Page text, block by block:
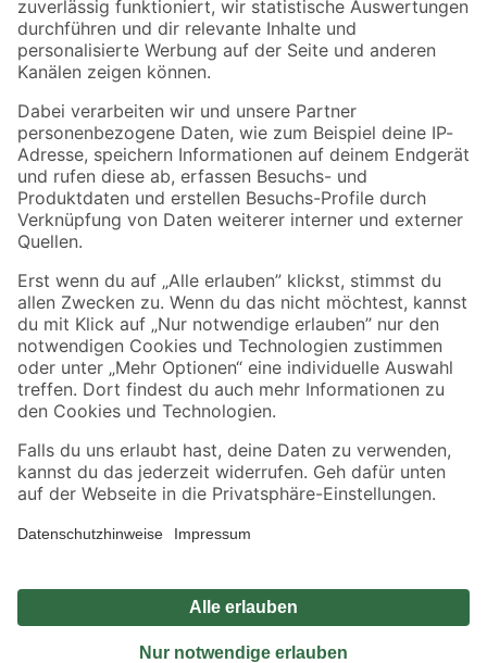
Zur Newsletter Anmeldung
Folge uns
Zahlungsarten Versandarten
Sicher einkaufen
Jetzt die toom-App herunterladen
Alle Preisangaben in EUR inkl. gesetzl. MwSt.. Die dargestellten Angebote sind unter
Umständen nicht in allen Märkten verfügbar. Die angegebenen Verfügbarkeiten beziehen
Produkte nur solange der Vorrat reicht.
*Paketversand ab 59 € versandkostenfrei, gilt nicht für Artikel mit Speditionsversand, hier
Privatsphäre Impressum
Nutzungsbedingungen
Widerrufsrecht
Vertrag widerrufen